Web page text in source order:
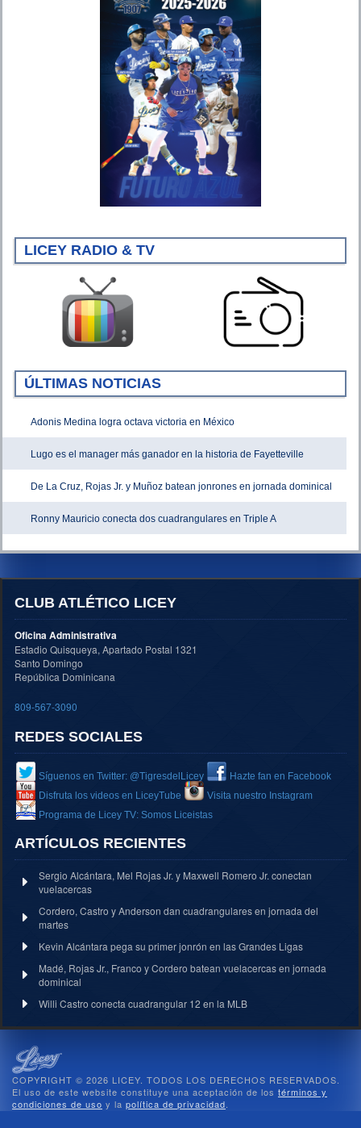
LICEY RADIO & TV
ÚLTIMAS NOTICIAS
Adonis Medina logra octava victoria en México
Lugo es el manager más ganador en la historia de Fayetteville
De La Cruz, Rojas Jr. y Muñoz batean jonrones en jornada dominical
Ronny Mauricio conecta dos cuadrangulares en Triple A
CLUB ATLÉTICO LICEY
Oficina Administrativa
Estadio Quisqueya, Apartado Postal 1321
Santo Domingo
República Dominicana
809-567-3090
REDES SOCIALES
Síguenos en Twitter: @TigresdelLicey
Hazte fan en Facebook
Disfruta los videos en LiceyTube
Visita nuestro Instagram
Programa de Licey TV: Somos Liceistas
ARTÍCULOS RECIENTES
Sergio Alcántara, Mel Rojas Jr. y Maxwell Romero Jr. conectan
vuelacercas
Cordero, Castro y Anderson dan cuadrangulares en jornada del
martes
Kevin Alcántara pega su primer jonrón en las Grandes Ligas
Madé, Rojas Jr., Franco y Cordero batean vuelacercas en jornada
dominical
Willi Castro conecta cuadrangular 12 en la MLB
COPYRIGHT © 2026 LICEY. TODOS LOS DERECHOS RESERVADOS.
El uso de este website constituye una aceptación de los términos y
condiciones de uso y la política de privacidad